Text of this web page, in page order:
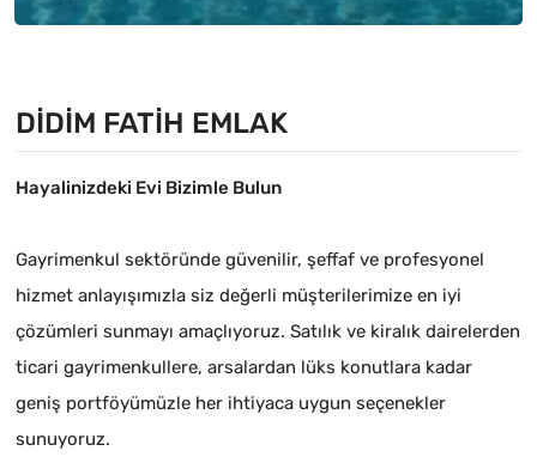
DIDIM FATIH EMLAK
Hayalinizdeki Evi Bizimle Bulun
Gayrimenkul sektöründe güvenilir, şeffaf ve profesyonel
hizmet anlayışımızla siz değerli müşterilerimize en iyi
çözümleri sunmayı amaçlıyoruz. Satılık ve kiralık dairelerden
ticari gayrimenkullere, arsalardan lüks konutlara kadar
geniş portföyümüzle her ihtiyaca uygun seçenekler
sunuyoruz.